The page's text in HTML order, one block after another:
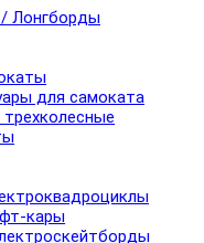
Лонгборды
для самоката
кары